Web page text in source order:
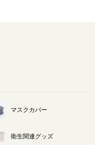
マスクカバー
衛生関連グッズ